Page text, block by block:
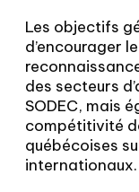
Les objectifs
d’encourager
des secteurs
SODEC, mais
compétitivité
québécoises
internationaux.